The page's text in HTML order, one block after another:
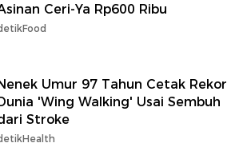
Ceri-Ya Rp600 Ribu
Umur 97 Tahun Cetak Rekor
'Wing Walking' Usai Sembuh
Stroke